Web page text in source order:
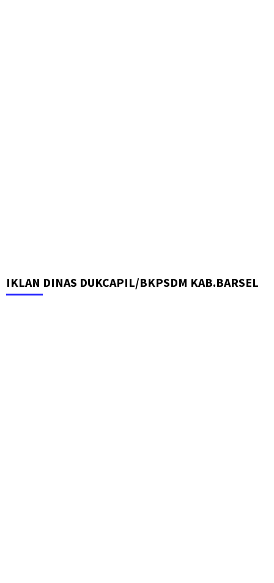
IKLAN DINAS DUKCAPIL/BKPSDM KAB.BARSEL